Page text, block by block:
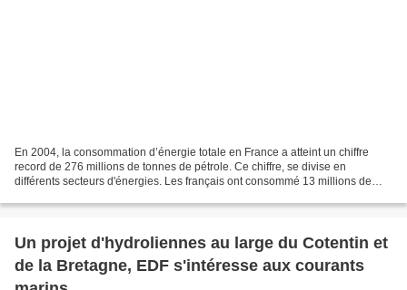
En 2004, la consommation d’énergie totale en France a atteint un chiffre
record de 276 millions de tonnes de pétrole. Ce chiffre, se divise en
différents secteurs d'énergies. Les français ont consommé 13 millions de
Un projet d'hydroliennes au large du Cotentin et
de la Bretagne, EDF s'intéresse aux courants